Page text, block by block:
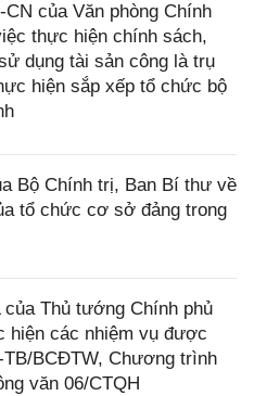
của Văn phòng Chính
thực hiện chính sách,
dụng tài sản công là trụ
hiện sắp xếp tổ chức bộ
Bộ Chính trị, Ban Bí thư về
tổ chức cơ sở đảng trong
của Thủ tướng Chính phủ
hiện các nhiệm vụ được
TB/BCĐTW, Chương trình
văn 06/CTQH